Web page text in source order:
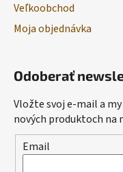
Veľkoobchod
Moja objednávka
Odoberať
Vložte svoj e-mail a
nových produktoch na
Email